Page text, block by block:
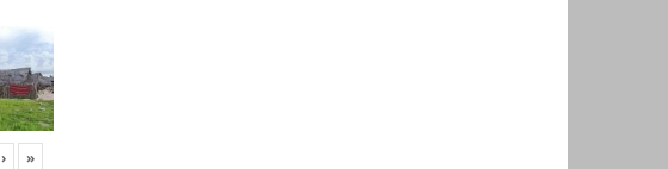
› »